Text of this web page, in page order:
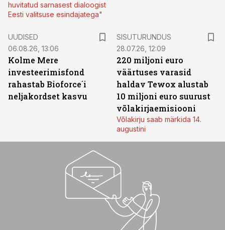
huvitatud sarnasest dialoogist
Eesti valitsuse esindajatega"
UUDISED
06.08.26, 13:06
Kolme Mere
investeerimisfond
rahastab Bioforce´i
neljakordset kasvu
SISUTURUNDUS
28.07.26, 12:09
220 miljoni euro
väärtuses varasid
haldav Tewox alustab
10 miljoni euro suurust
võlakirjaemisiooni
Võlakirju saab märkida 14.
augustini